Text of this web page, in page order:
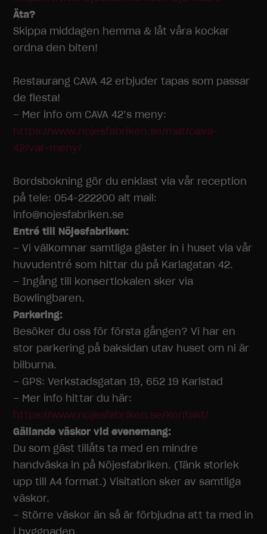
Äta?
Skippa middagen hemma & låt våra kockar
ordna den biten!
Restaurang CAVA 42 erbjuder tapas som passar
de flesta!
– Mer info om CAVA 42’s meny:
https://www.nojesfabriken.se/mat/cava-
42/var-meny/
Bordsbokning gör du enklast via vår reception
på tele: 054-222200 alt mail:
info@nojesfabriken.se
Entré till Nöjesfabriken:
– Vi välkomnar samtliga gäster in i huset via vår
huvudentré som hittar du på Karlagatan 42.
– Ingång till konsertlokalen sker via
Bowlingbaren.
Parkering:
Besöker du oss för första gången? Vi har en
stor parkering på baksidan utav huset om ni är
bilburna.
– GPS: Verkstadsgatan 19, 652 19 Karlstad
– Mer info hittar du här:
https://www.nojesfabriken.se/kontakt/
Gällande väskor vid evenemang:
Du som gäst tillåts ta med en mindre
handväska in på Nöjesfabriken. (Tänk storlek
upp till A4 format.) Visitation sker av samtliga
väskor.
– Större väskor än så är förbjudna att ta med in
i byggnaden.
Nödvändiga
Dessa
cookies går
inte att välja
bort. De
behövs för
hemsidan
över huvud